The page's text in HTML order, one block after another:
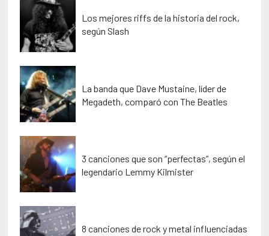
Los mejores riffs de la historia del rock,
según Slash
La banda que Dave Mustaine, líder de
Megadeth, comparó con The Beatles
3 canciones que son “perfectas”, según el
legendario Lemmy Kilmister
8 canciones de rock y metal influenciadas